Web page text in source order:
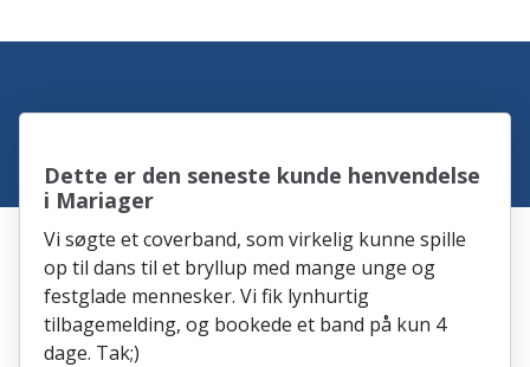
Dette er den seneste kunde henvendelse
i Mariager
Vi søgte et coverband, som virkelig kunne spille
op til dans til et bryllup med mange unge og
festglade mennesker. Vi fik lynhurtig
tilbagemelding, og bookede et band på kun 4
dage. Tak;)